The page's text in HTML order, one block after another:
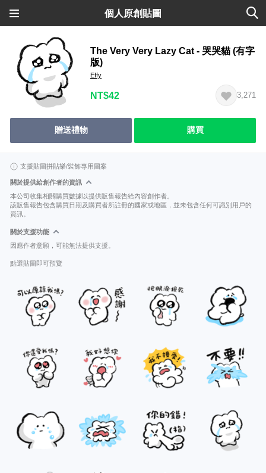
個人原創貼圖
The Very Very Lazy Cat - 哭哭貓 (有字
版)
Effy
NT$42 3,271
贈送禮物 購買
支援貼圖拼貼樂/裝飾專用圖案
關於提供給創作者的資訊
本公司收集相關購買數據以提供販售報告給內容創作者。
該販售報告包含購買日期及購買者所註冊的國家或地區，並未包含任何可識別用戶的
資訊。
關於支援功能
因應作者意願，可能無法提供支援。
點選貼圖即可預覽